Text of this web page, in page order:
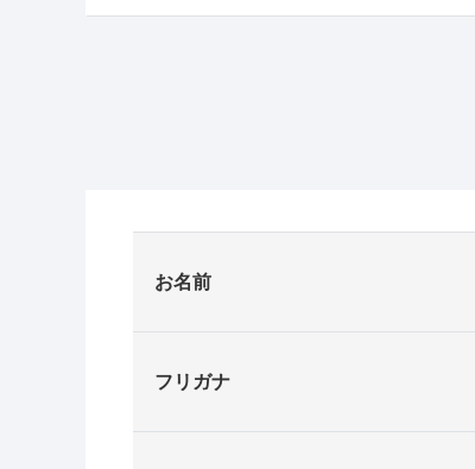
お名前
フリガナ